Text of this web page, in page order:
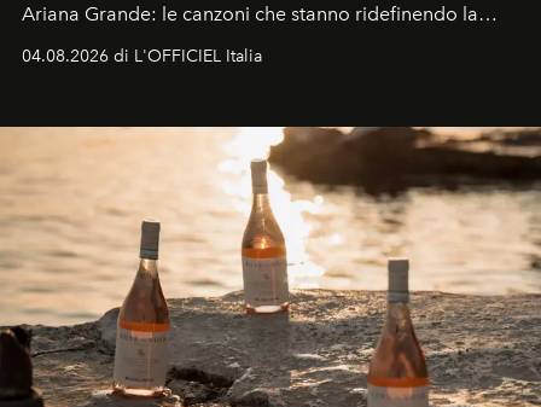
Ariana Grande: le canzoni che stanno ridefinendo la
colonna sonora della stagione.
04.08.2026 di L'OFFICIEL Italia